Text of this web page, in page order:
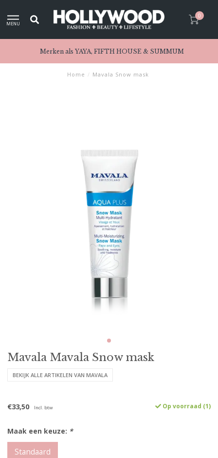
MENU
0
Merken als YAYA, FIFTH HOUSE & SUMMUM
Home / Mavala Snow mask
Mavala Mavala Snow mask
BEKIJK ALLE ARTIKELEN VAN MAVALA
€33,50 Incl. btw Op voorraad (1)
Maak een keuze: *
Standaard